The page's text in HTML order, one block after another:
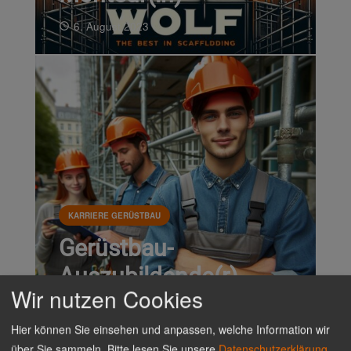
access_time 6. August 2023
KARRIERE GERÜSTBAU
Gerüstbau-
Auszubildende(r)
access_time 3. August 2023
Wir nutzen Cookies
Hier können Sie einsehen und anpassen, welche Information wir